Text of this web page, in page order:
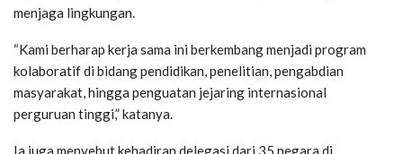
menjaga lingkungan.
“Kami berharap kerja sama ini berkembang menjadi program
kolaboratif di bidang pendidikan, penelitian, pengabdian
masyarakat, hingga penguatan jejaring internasional
perguruan tinggi,” katanya.
Ia juga menyebut kehadiran delegasi dari 35 negara di